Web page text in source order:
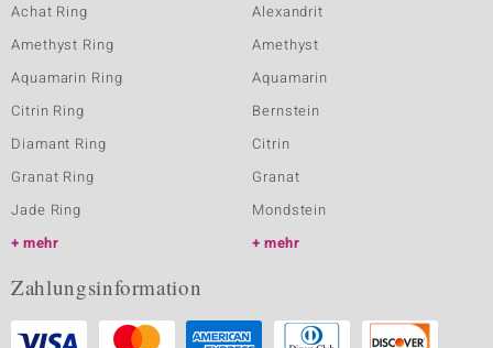
Achat Ring
Amethyst Ring
Aquamarin Ring
Citrin Ring
Diamant Ring
Granat Ring
Jade Ring
mehr
Alexandrit
Amethyst
Aquamarin
Bernstein
Citrin
Granat
Mondstein
mehr
Zahlungsinformation